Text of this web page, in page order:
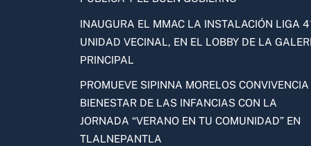
INAUGURA EL MMAC LA INSTALACIÓN LIGA
UNIDAD VECINAL, EN EL LOBBY DE LA
PRINCIPAL
PROMUEVE SIPINNA MORELOS CONVIVENCIA
BIENESTAR DE LAS INFANCIAS CON LA
JORNADA “VERANO EN TU COMUNIDAD” EN
TLALNEPANTLA